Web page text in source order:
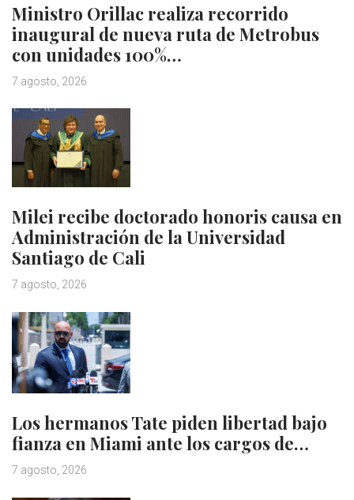
Ministro Orillac realiza recorrido
inaugural de nueva ruta de Metrobus
con unidades 100%…
7 agosto, 2026
Milei recibe doctorado honoris causa en
Administración de la Universidad
Santiago de Cali
7 agosto, 2026
Los hermanos Tate piden libertad bajo
fianza en Miami ante los cargos de…
7 agosto, 2026